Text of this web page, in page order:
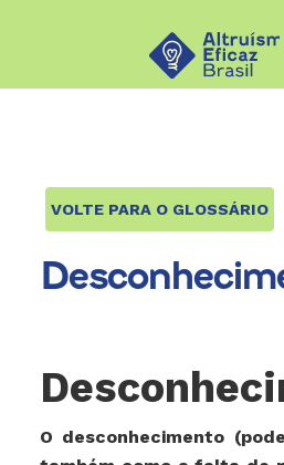
VOLTE PARA O GLOSSÁRIO
O desconhecimento